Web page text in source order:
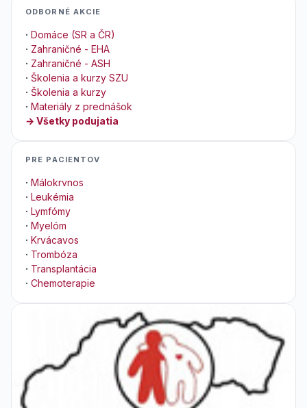
ODBORNÉ AKCIE
· Domáce (SR a ČR)
· Zahraničné - EHA
· Zahraničné - ASH
· Školenia a kurzy SZU
· Školenia a kurzy
· Materiály z prednášok
→ Všetky podujatia
PRE PACIENTOV
· Málokrvnos
· Leukémia
· Lymfómy
· Myelóm
· Krvácavos
· Trombóza
· Transplantácia
· Chemoterapie